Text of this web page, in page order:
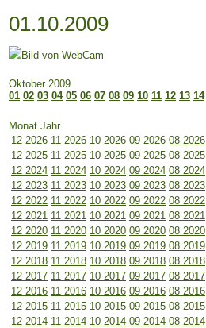
01.10.2009
Oktober 2009
01 02 03 04 05 06 07 08 09 10 11 12 13 14
Monat Jahr
12 2026 11 2026 10 2026 09 2026 08 2026
12 2025 11 2025 10 2025 09 2025 08 2025
12 2024 11 2024 10 2024 09 2024 08 2024
12 2023 11 2023 10 2023 09 2023 08 2023
12 2022 11 2022 10 2022 09 2022 08 2022
12 2021 11 2021 10 2021 09 2021 08 2021
12 2020 11 2020 10 2020 09 2020 08 2020
12 2019 11 2019 10 2019 09 2019 08 2019
12 2018 11 2018 10 2018 09 2018 08 2018
12 2017 11 2017 10 2017 09 2017 08 2017
12 2016 11 2016 10 2016 09 2016 08 2016
12 2015 11 2015 10 2015 09 2015 08 2015
12 2014 11 2014 10 2014 09 2014 08 2014